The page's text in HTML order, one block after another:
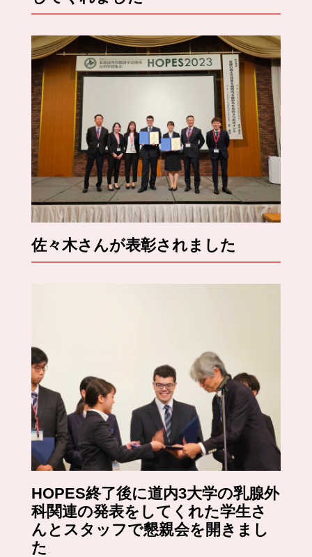
佐々木さんが表彰されました
HOPES終了後に道内3大学の乳腺外
科関連の発表をしてくれた学生さ
んとスタッフで懇親会を開きまし
た